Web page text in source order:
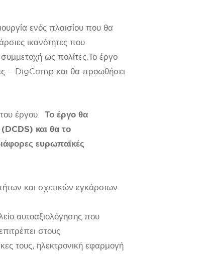
ενός πλαισίου που θα
ικανότητες που
ως πολίτες.Το έργο
– DigComp και θα προωθήσει
έργου. Το έργο θα
και θα το
ευρωπαϊκές
και σχετικών εγκάρσιων
αυτοαξιολόγησης που
στους
τους, ηλεκτρονική εφαρμογή